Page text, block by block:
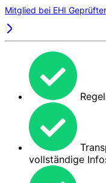
Mitglied bei EHI
vollständige